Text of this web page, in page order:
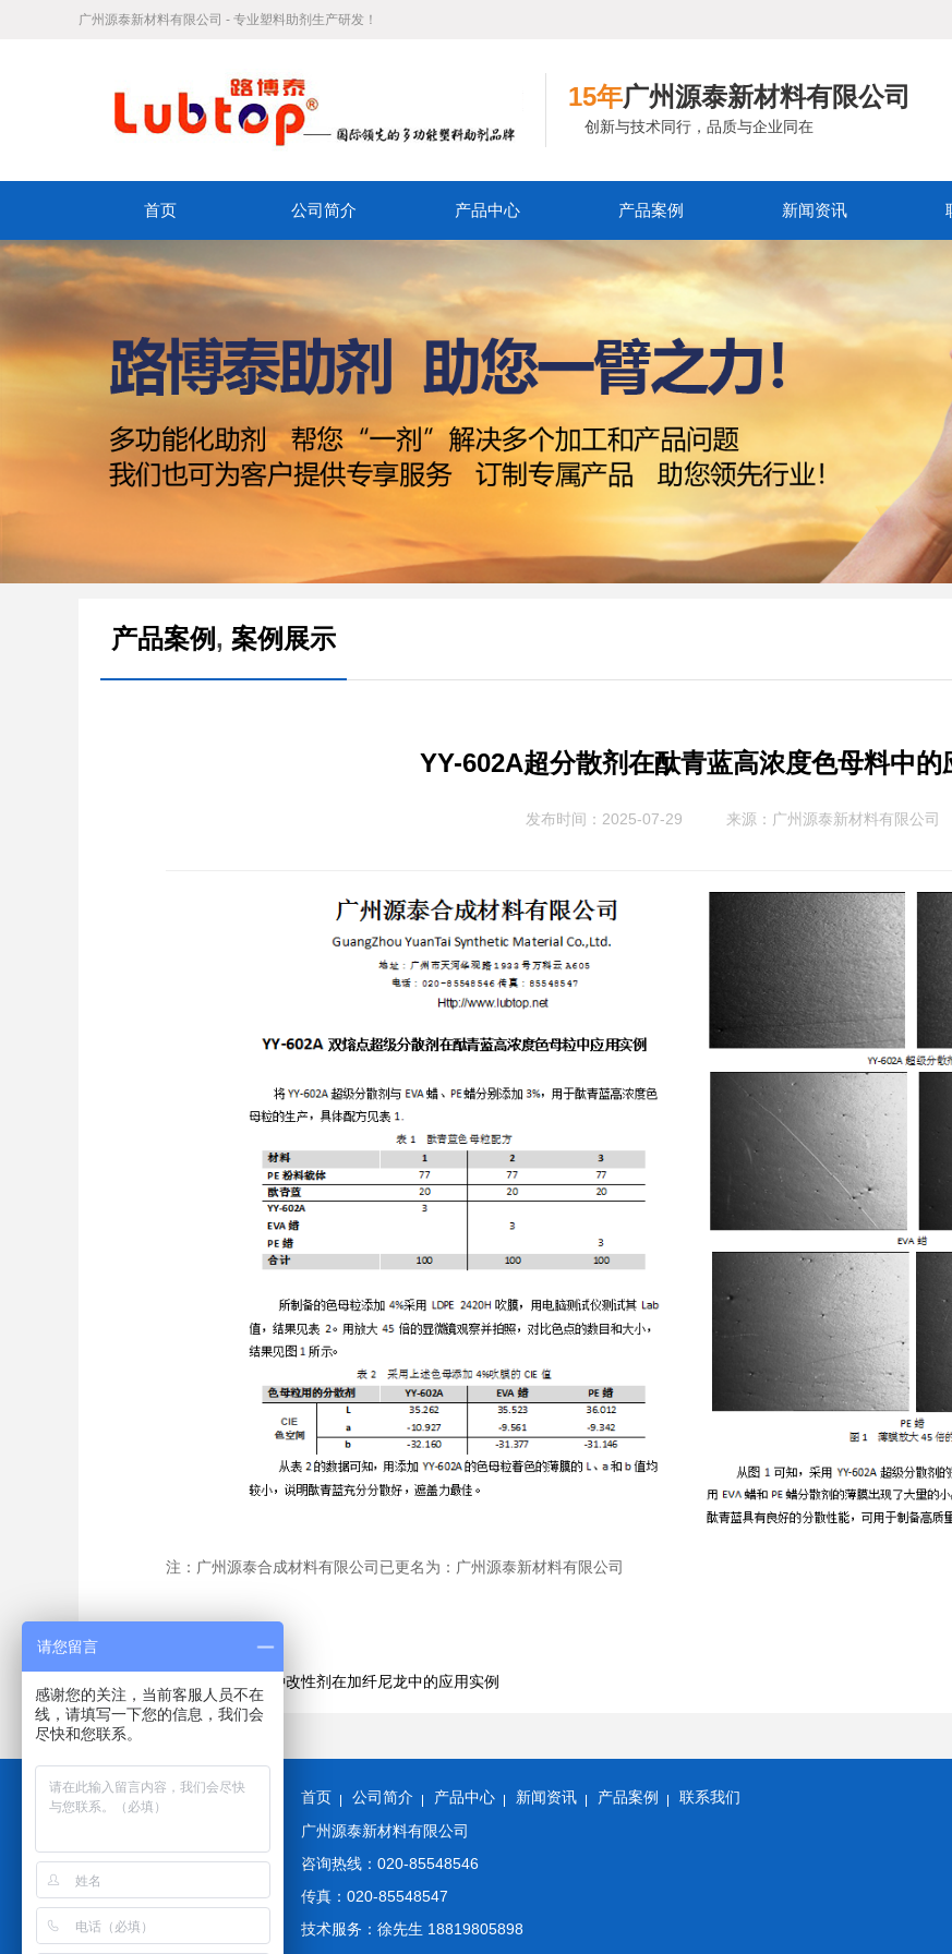
广州源泰新材料有限公司 - 专业塑料助剂生产研发！
15年广州源泰新材料有限公司
创新与技术同行，品质与企业同在
首页 公司简介 产品中心 产品案例 新闻资讯
产品案例, 案例展示
YY-602A超分散剂在酞青蓝高浓度色母料中的
发布时间：2025-07-29 来源： 广州源泰新材料有限公司
注：广州源泰合成材料有限公司已更名为：广州源泰新材料有限公司
下一篇：YY-800高玻纤特种改性剂在加纤尼龙中的应用实例
首页 公司简介 产品中心 新闻资讯 产品案例 联系我们
广州源泰新材料有限公司
咨询热线：020-85548546
传真：020-85548547
技术服务：徐先生 18819805898
请您留言
感谢您的关注，当前客服人员不在
线，请填写一下您的信息，我们会
尽快和您联系。